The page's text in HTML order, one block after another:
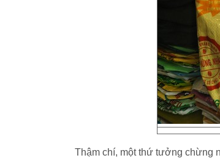
Thậm chí, một thứ tưởng chừng